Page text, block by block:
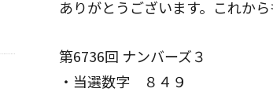
ありがとうございます。これから
第6736回 ナンバーズ３
・当選数字 ８４９